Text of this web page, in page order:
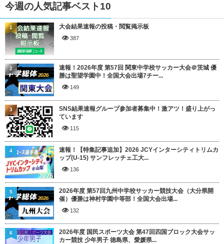
今週の人気記事ベスト10
大会結果速報の投稿・閲覧掲示板
387
1
速報！2026年度 第57回 関東中学校サッカー大会＠茨城 優
勝は聖望学園中！全国大会出場7チー...
149
2
SNS結果速報グループ参加者募集中！激アツ！盛り上がっ
ています
115
3
速報！【特集記事追加】2026 JCYインターシティトリムカ
ップ(U-15) サンフレッチェ工大...
136
4
2026年度 第57回九州中学校サッカー競技大会（大分県開
催）優勝は神村学園中等部！全国大会出場...
132
5
2026年度 国民スポーツ大会 第47回四国ブロック大会サッ
カー競技 少年男子 徳島県、愛媛県...
6